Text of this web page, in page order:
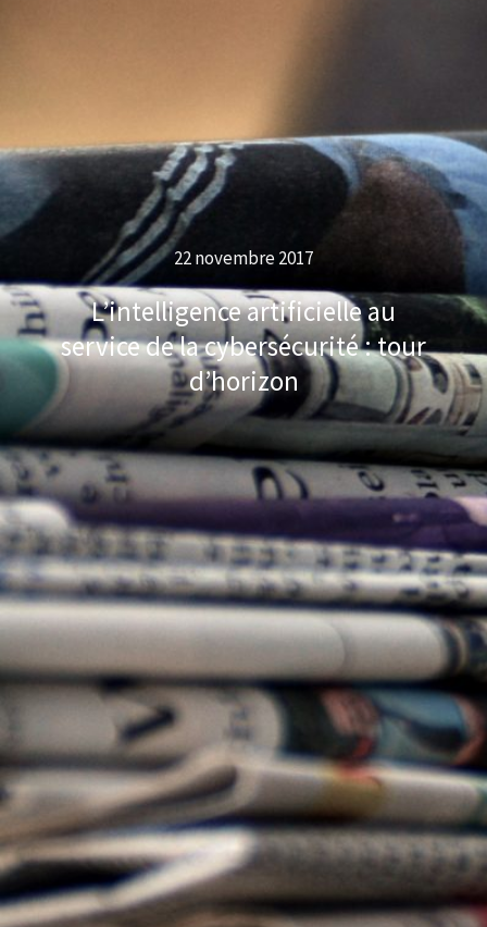
22 novembre 2017
L’intelligence artificielle au
service de la cybersécurité : tour
d’horizon